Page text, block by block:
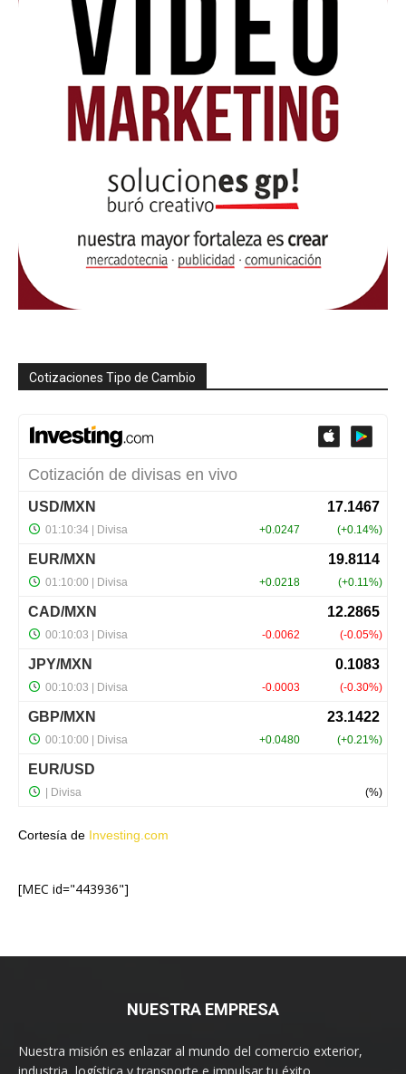
Cotizaciones Tipo de Cambio
Cortesía de Investing.com
[MEC id="443936"]
NUESTRA EMPRESA
Nuestra misión es enlazar al mundo del comercio exterior,